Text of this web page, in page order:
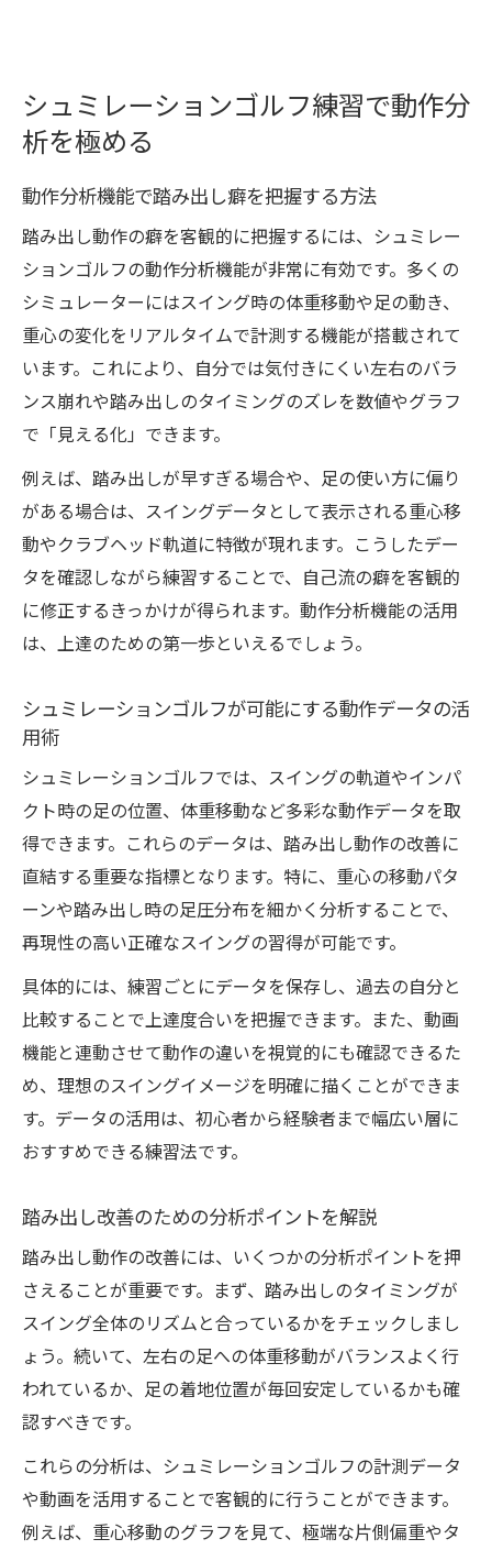
シュミレーションゴルフ練習で動作分
析を極める
動作分析機能で踏み出し癖を把握する方法
踏み出し動作の癖を客観的に把握するには、シュミレー
ションゴルフの動作分析機能が非常に有効です。多くの
シミュレーターにはスイング時の体重移動や足の動き、
重心の変化をリアルタイムで計測する機能が搭載されて
います。これにより、自分では気付きにくい左右のバラ
ンス崩れや踏み出しのタイミングのズレを数値やグラフ
で「見える化」できます。
例えば、踏み出しが早すぎる場合や、足の使い方に偏り
がある場合は、スイングデータとして表示される重心移
動やクラブヘッド軌道に特徴が現れます。こうしたデー
タを確認しながら練習することで、自己流の癖を客観的
に修正するきっかけが得られます。動作分析機能の活用
は、上達のための第一歩といえるでしょう。
シュミレーションゴルフが可能にする動作データの活
用術
シュミレーションゴルフでは、スイングの軌道やインパ
クト時の足の位置、体重移動など多彩な動作データを取
得できます。これらのデータは、踏み出し動作の改善に
直結する重要な指標となります。特に、重心の移動パタ
ーンや踏み出し時の足圧分布を細かく分析することで、
再現性の高い正確なスイングの習得が可能です。
具体的には、練習ごとにデータを保存し、過去の自分と
比較することで上達度合いを把握できます。また、動画
機能と連動させて動作の違いを視覚的にも確認できるた
め、理想のスイングイメージを明確に描くことができま
す。データの活用は、初心者から経験者まで幅広い層に
おすすめできる練習法です。
踏み出し改善のための分析ポイントを解説
踏み出し動作の改善には、いくつかの分析ポイントを押
さえることが重要です。まず、踏み出しのタイミングが
スイング全体のリズムと合っているかをチェックしまし
ょう。続いて、左右の足への体重移動がバランスよく行
われているか、足の着地位置が毎回安定しているかも確
認すべきです。
これらの分析は、シュミレーションゴルフの計測データ
や動画を活用することで客観的に行うことができます。
例えば、重心移動のグラフを見て、極端な片側偏重やタ